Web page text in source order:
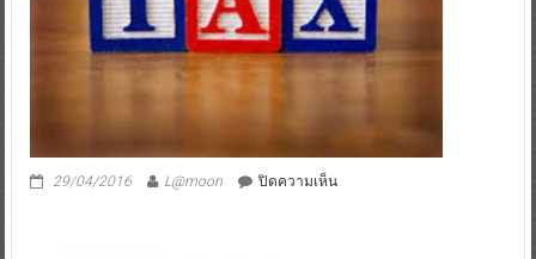
29/04/2016 L@moon ปิดความเห็นบน